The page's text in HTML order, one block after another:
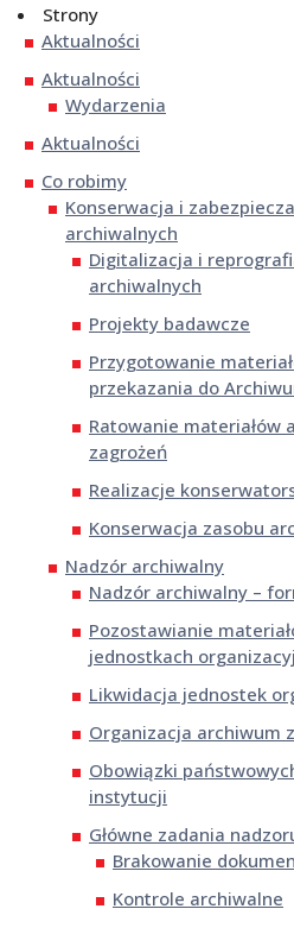
Strony
Aktualności
Aktualności
Wydarzenia
Aktualności
Co robimy
Konserwacja i
archiwalnych
Digitalizacja i
archiwalnych
Projekty badawcze
Przygotowanie
przekazania do
Ratowanie materiałów
zagrożeń
Realizacje
Konserwacja zasobu
Nadzór archiwalny
Nadzór archiwalny –
Pozostawianie
jednostkach
Likwidacja jednostek
Organizacja archiwum
Obowiązki
instytucji
Główne zadania
Brakowanie
Kontrole archiwalne